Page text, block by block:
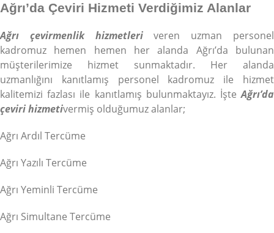
Ağrı’da Çeviri Hizmeti Verdiğimiz Alanlar
Ağrı çevirmenlik hizmetleriveren uzman personel
kadromuz hemen hemen her alanda Ağrı’da bulunan
müşterilerimize hizmet sunmaktadır. Her alanda
uzmanlığını kanıtlamış personel kadromuz ile hizmet
kalitemizi fazlası ile kanıtlamış bulunmaktayız. İşteAğrı’da
çeviri hizmetivermiş olduğumuz alanlar;
Ağrı Ardıl Tercüme
Ağrı Yazılı Tercüme
Ağrı Yeminli Tercüme
Ağrı Simultane Tercüme